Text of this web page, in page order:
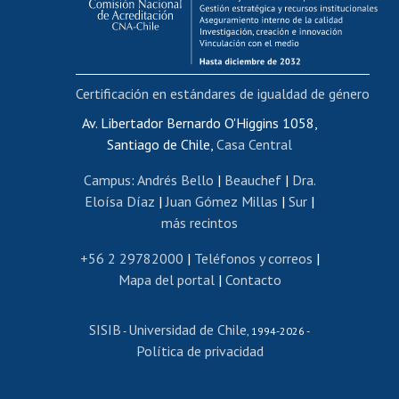
Funcionarias/os
Cursos internos de capacitación
Bienestar del personal
Portal de movilidad interna
Certificado de renta
Certificado de renta honorarios
Editar páginas blancas
Extranjeras/os
Revalidación y reconocimiento de títulos
Postulación al Programa de Movilidad Estudiantil
Cursos de español
Av. Libertador Bernardo O'Higgins 1058,
Santiago de Chile, Casa Central
Campus: Andrés Bello | Beauchef| Dra.
Eloísa Díaz |Juan Gómez Millas | Sur |
más recintos
+56 2 29782000 | Teléfonos y correos |
Mapa del portal| Contacto
SISIB - Universidad de Chile, 1994-2026 -
Política de privacidad
Certificación en estándares de igualdad de género